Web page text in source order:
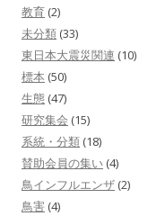
教育 (2)
未分類 (33)
東日本大震災関連 (10)
標本 (50)
生態 (47)
研究集会 (15)
系統・分類 (18)
賛助会員の集い (4)
鳥インフルエンザ (2)
鳥害 (4)